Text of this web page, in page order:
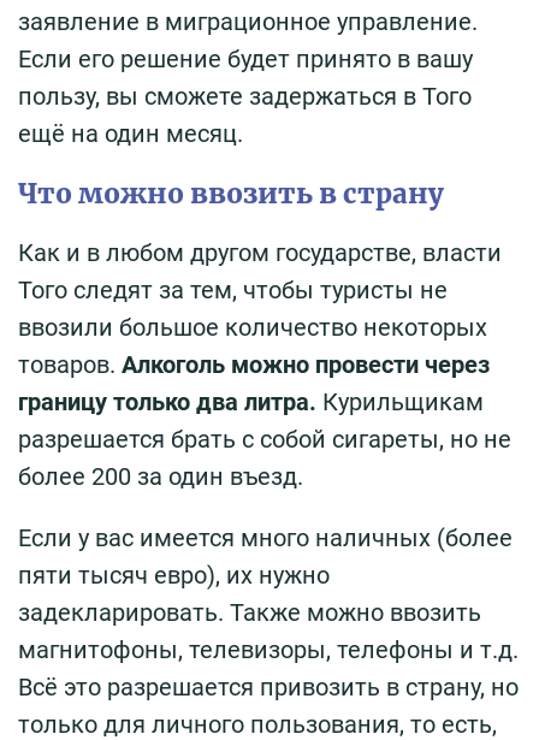
заявление в миграционное управление.
Если его решение будет принято в вашу
пользу, вы сможете задержаться в Того
ещё на один месяц.
Что можно ввозить в страну
Как и в любом другом государстве, власти
Того следят за тем, чтобы туристы не
ввозили большое количество некоторых
товаров. Алкоголь можно провести через
границу только два литра. Курильщикам
разрешается брать с собой сигареты, но не
более 200 за один въезд.
Если у вас имеется много наличных (более
пяти тысяч евро), их нужно
задекларировать. Также можно ввозить
магнитофоны, телевизоры, телефоны и т.д.
Всё это разрешается привозить в страну, но
только для личного пользования, то есть,